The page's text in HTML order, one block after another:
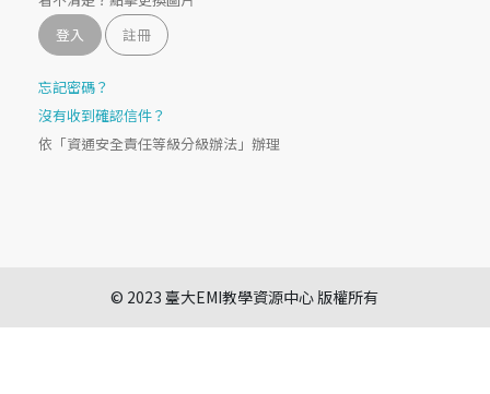
註冊
忘記密碼？
沒有收到確認信件？
依「資通安全責任等級分級辦法」辦理
© 2023 臺大EMI教學資源中心 版權所有